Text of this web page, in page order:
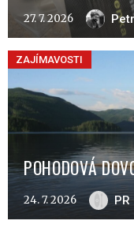
27. 7. 2026
ZAJÍMAVOSTI
POHODOVÁ
24. 7. 2026 PR